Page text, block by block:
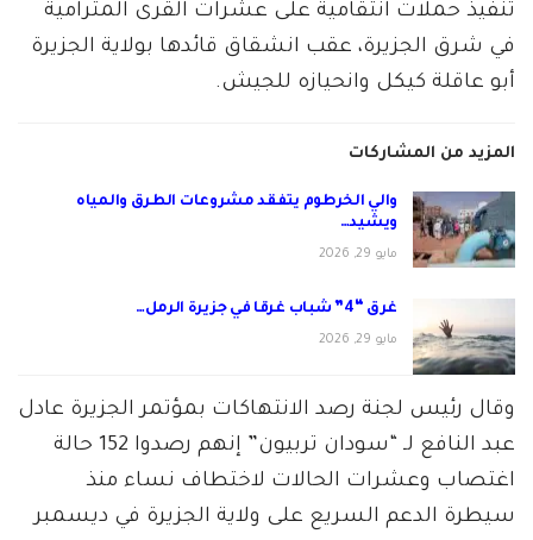
تنفيذ حملات انتقامية على عشرات القرى المترامية
في شرق الجزيرة، عقب انشقاق قائدها بولاية الجزيرة
أبو عاقلة كيكل وانحيازه للجيش.
المزيد من المشاركات
والي الخرطوم يتفقد مشروعات الطرق والمياه
ويشيد…
مايو 29, 2026
غرق “4” شباب غرقا في جزيرة الرمل…
مايو 29, 2026
وقال رئيس لجنة رصد الانتهاكات بمؤتمر الجزيرة عادل
عبد النافع لـ “سودان تربيون” إنهم رصدوا 152 حالة
اغتصاب وعشرات الحالات لاختطاف نساء منذ
سيطرة الدعم السريع على ولاية الجزيرة في ديسمبر